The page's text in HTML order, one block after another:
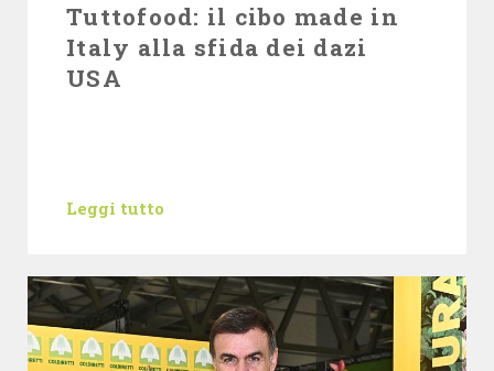
Tuttofood: il cibo made in
Italy alla sfida dei dazi
USA
Leggi tutto